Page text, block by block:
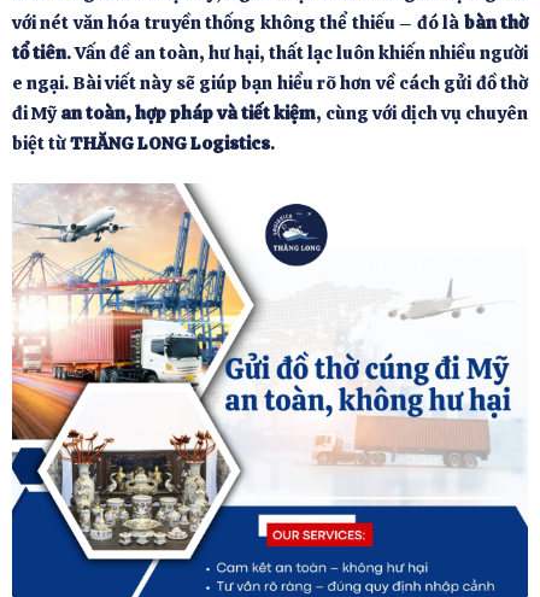
với nét văn hóa truyền thống không thể thiếu – đó là bàn thờ
tổ tiên. Vấn đề an toàn, hư hại, thất lạc luôn khiến nhiều người
e ngại. Bài viết này sẽ giúp bạn hiểu rõ hơn về cách gửi đồ thờ
đi Mỹan toàn, hợp pháp và tiết kiệm, cùng với dịch vụ chuyên
biệt từTHĂNG LONG Logistics.